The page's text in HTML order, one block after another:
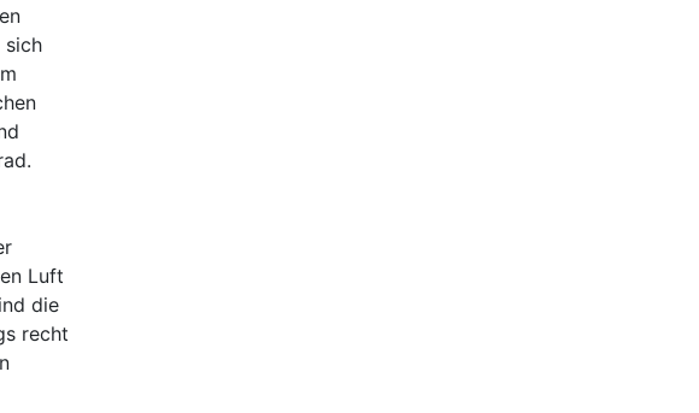
sich
Luft
die
recht